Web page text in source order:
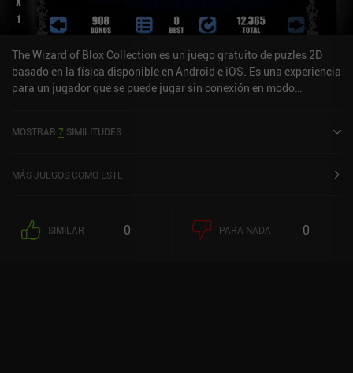
The Wizard of Blox Collection es un juego gratuito de puzles 2D
basado en la física disponible en Android e iOS. Es una experiencia
para un jugador que se puede jugar sin conexión en modo
MOSTRAR 7 SIMILITUDES
MÁS JUEGOS COMO ESTE
SIMILAR 0 PARA NADA 0